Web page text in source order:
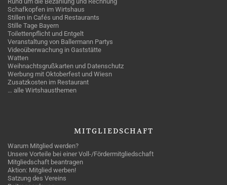
Schafkopfen im Wirtshaus
Stillen in Cafés und Restaurants
Stille Tage Bayern
Toilettenpflicht und Entgelt
Veranstaltung von Ballermann Partys
Videoüberwachung in Gaststätte
Watten
Weihnachtsgrußkarten und Datenschutz
Werbung mit Oktoberfest und Wiesn
Zusatzkosten im Restaurant
… alle Wirtshausthemen
MITGLIEDSCHAFT
Warum Mitglied werden?
Unsere Vorteile bei einer Voll-/Fördermitgliedschaft
Mitgliedschaft beantragen
Aktion: Mitglied werben!
Satzung des Vereins